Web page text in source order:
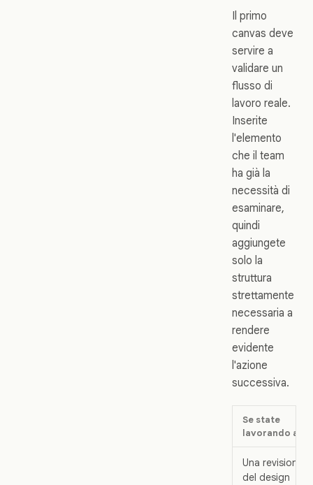
Il primo
canvas deve
servire a
validare un
flusso di
lavoro reale.
Inserite
l'elemento
che il team
ha già la
necessità di
esaminare,
quindi
aggiungete
solo la
struttura
strettamente
necessaria a
rendere
evidente
l'azione
successiva.
Se state
lavorando a...
Una revisione
del design